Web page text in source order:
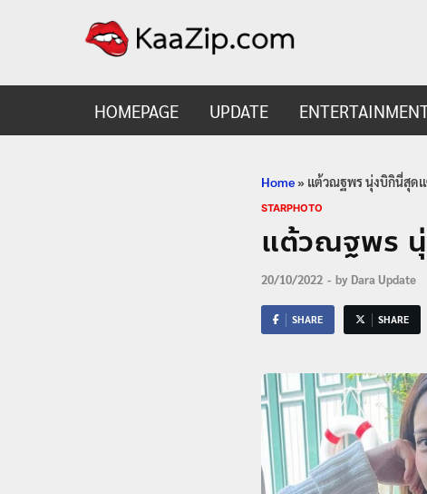
HOMEPAGE UPDATE
Home» แต้วณฐพร นุ่งบิกินี่สุด
STARPHOTO
แต้วณฐพร นุ่
20/10/2022 - by Dara Update
SHARE SHARE